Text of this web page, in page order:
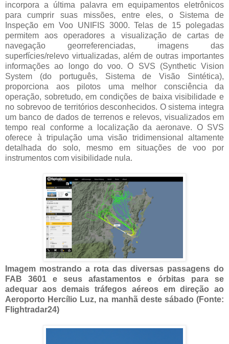
incorpora a última palavra em equipamentos eletrônicos
para cumprir suas missões, entre eles, o Sistema de
Inspeção em Voo UNIFIS 3000. Telas de 15 polegadas
permitem aos operadores a visualização de cartas de
navegação georreferenciadas, imagens das
superfícies/relevo virtualizadas, além de outras importantes
informações ao longo do voo. O SVS (Synthetic Vision
System (do português, Sistema de Visão Sintética),
proporciona aos pilotos uma melhor consciência da
operação, sobretudo, em condições de baixa visibilidade e
no sobrevoo de territórios desconhecidos. O sistema integra
um banco de dados de terrenos e relevos, visualizados em
tempo real conforme a localização da aeronave. O SVS
oferece à tripulação uma visão tridimensional altamente
detalhada do solo, mesmo em situações de voo por
instrumentos com visibilidade nula.
Imagem mostrando a rota das diversas passagens do
FAB 3601 e seus afastamentos e órbitas para se
adequar aos demais tráfegos aéreos em direção ao
Aeroporto Hercílio Luz, na manhã deste sábado (Fonte:
Flightradar24)